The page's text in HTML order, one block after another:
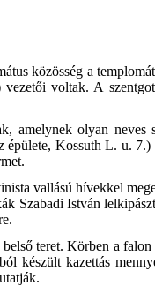
közösség a
voltak. A
amelynek olyan
Kossuth L. u.
vallású hívekkel
Szabadi István
teret. Körben a
kazettás